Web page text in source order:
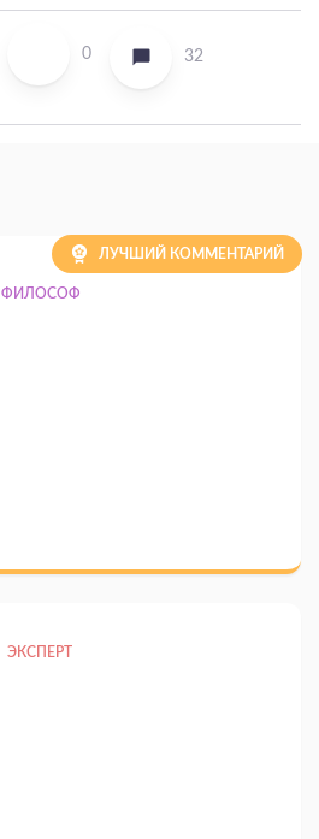
0 32
ФИЛОСОФ
ЛУЧШИЙ КОММЕНТАРИЙ
ЭКСПЕРТ